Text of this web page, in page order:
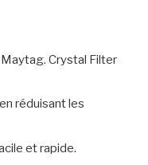
Crystal Filter
réduisant les
et rapide.